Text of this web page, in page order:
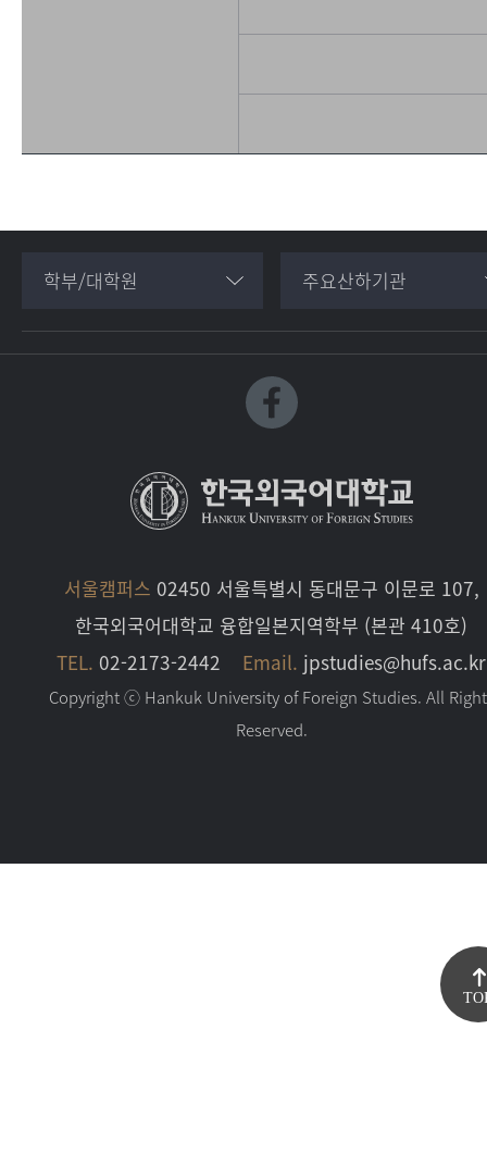
학부/대학원 주요산하기관
서울캠퍼스 02450 서울특별시 동대문구 이문로 107,
한국외국어대학교 융합일본지역학부 (본관 410호)
TEL. 02-2173-2442 Email. jpstudies@hufs.ac.kr
Copyright ⓒ Hankuk University of Foreign Studies. All
Reserved.